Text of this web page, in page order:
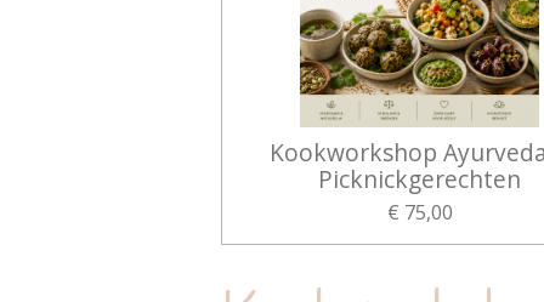
Kookworkshop
Picknickgerechten
€ 75,00